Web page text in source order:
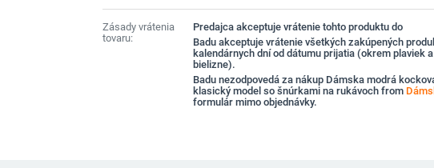
Zásady vrátenia
tovaru:
Predajca akceptuje vrátenie tohto produktu do
Badu akceptuje vrátenie všetkých zakúpených
kalendárnych dní od dátumu prijatia (okrem plaviek
bielizne).
Badu nezodpovedá za nákup Dámska modrá
klasický model so šnúrkami na rukávoch from
formulár mimo objednávky.